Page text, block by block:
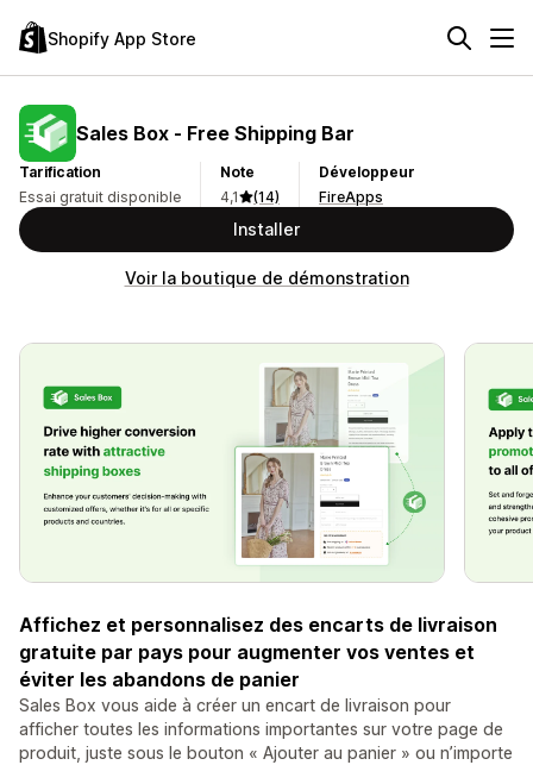
Shopify App Store
Sales Box ‑ Free Shipping Bar
Tarification
Essai gratuit disponible
Note
4,1
(14)
Développeur
FireApps
Installer
Voir la boutique de démonstration
Affichez et personnalisez des encarts de livraison
gratuite par pays pour augmenter vos ventes et
éviter les abandons de panier
Sales Box vous aide à créer un encart de livraison pour
afficher toutes les informations importantes sur votre page de
produit, juste sous le bouton « Ajouter au panier » ou n’importe